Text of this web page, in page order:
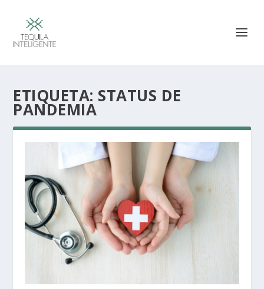
ETIQUETA: STATUS DE
PANDEMIA